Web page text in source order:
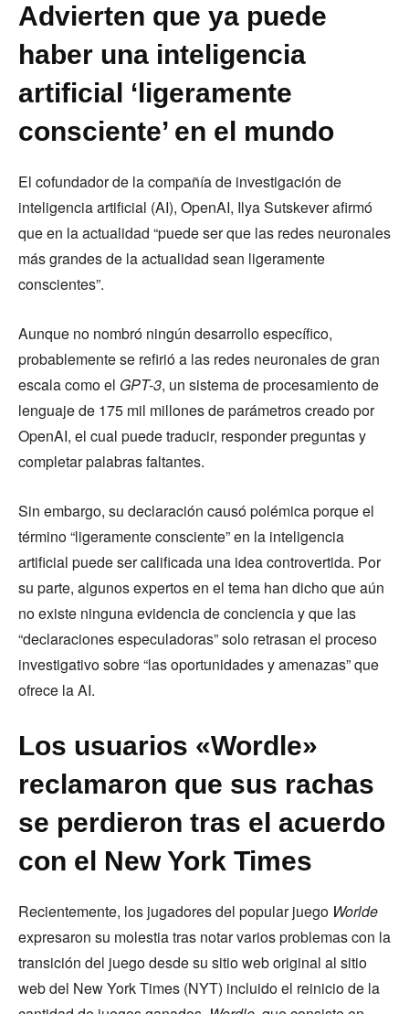
Advierten que ya puede
haber una inteligencia
artificial ‘ligeramente
consciente’ en el mundo
El cofundador de la compañía de investigación de
inteligencia artificial (AI), OpenAI, Ilya Sutskever afirmó
que en la actualidad “puede ser que las redes neuronales
más grandes de la actualidad sean ligeramente
conscientes”.
Aunque no nombró ningún desarrollo específico,
probablemente se refirió a las redes neuronales de gran
escala como el GPT-3, un sistema de procesamiento de
lenguaje de 175 mil millones de parámetros creado por
OpenAI, el cual puede traducir, responder preguntas y
completar palabras faltantes.
Sin embargo, su declaración causó polémica porque el
término “ligeramente consciente” en la inteligencia
artificial puede ser calificada una idea controvertida. Por
su parte, algunos expertos en el tema han dicho que aún
no existe ninguna evidencia de conciencia y que las
“declaraciones especuladoras” solo retrasan el proceso
investigativo sobre “las oportunidades y amenazas” que
ofrece la AI.
Los usuarios «Wordle»
reclamaron que sus rachas
se perdieron tras el acuerdo
con el New York Times
Recientemente, los jugadores del popular juego Worlde
expresaron su molestia tras notar varios problemas con la
transición del juego desde su sitio web original al sitio
web del New York Times (NYT) incluido el reinicio de la